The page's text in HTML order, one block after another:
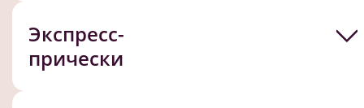
Экспресс-
прически